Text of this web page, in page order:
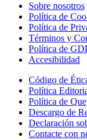
Sobre nosotros
Política de
Política de
Términos y
Política de
Accesibilidad
Código de
Política
Política de
Descargo de
Declaración
Contacte con